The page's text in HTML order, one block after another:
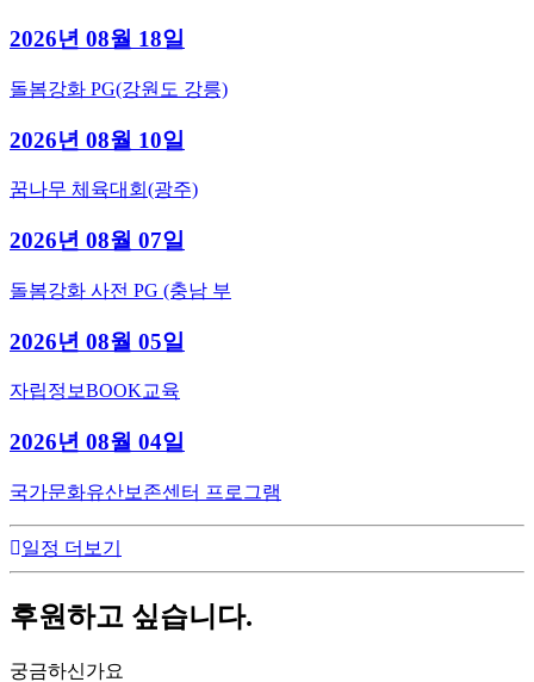
2026년 08월 18일
돌봄강화 PG(강원도 강릉)
2026년 08월 10일
꿈나무 체육대회(광주)
2026년 08월 07일
돌봄강화 사전 PG (충남 부
2026년 08월 05일
자립정보BOOK교육
2026년 08월 04일
국가문화유산보존센터 프로그램
일정 더보기
후원하고 싶습니다.
궁금하신가요